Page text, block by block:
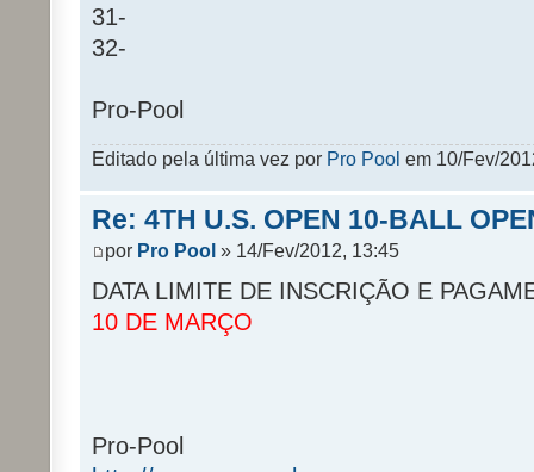
31-
32-
Pro-Pool
Editado pela última vez por Pro Pool em 10/Fev/
Re: 4TH U.S. OPEN 10-BALL
por Pro Pool » 14/Fev/2012, 13:45
DATA LIMITE DE INSCRIÇÃO E
10 DE MARÇO
Pro-Pool